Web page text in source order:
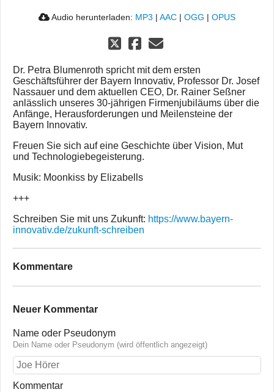
Audio herunterladen: MP3 | AAC | OGG | OPUS
Dr. Petra Blumenroth spricht mit dem ersten
Geschäftsführer der Bayern Innovativ, Professor Dr. Josef
Nassauer und dem aktuellen CEO, Dr. Rainer Seßner
anlässlich unseres 30-jährigen Firmenjubiläums über die
Anfänge, Herausforderungen und Meilensteine der
Bayern Innovativ.
Freuen Sie sich auf eine Geschichte über Vision, Mut
und Technologiebegeisterung.
Musik: Moonkiss by Elizabells
+++
Schreiben Sie mit uns Zukunft: https://www.bayern-
innovativ.de/zukunft-schreiben
Kommentare
Neuer Kommentar
Name oder Pseudonym
Dein Name oder Pseudonym (wird öffentlich angezeigt)
Kommentar